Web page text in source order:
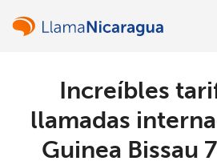
Increíbles
llamadas
Guinea Bissau